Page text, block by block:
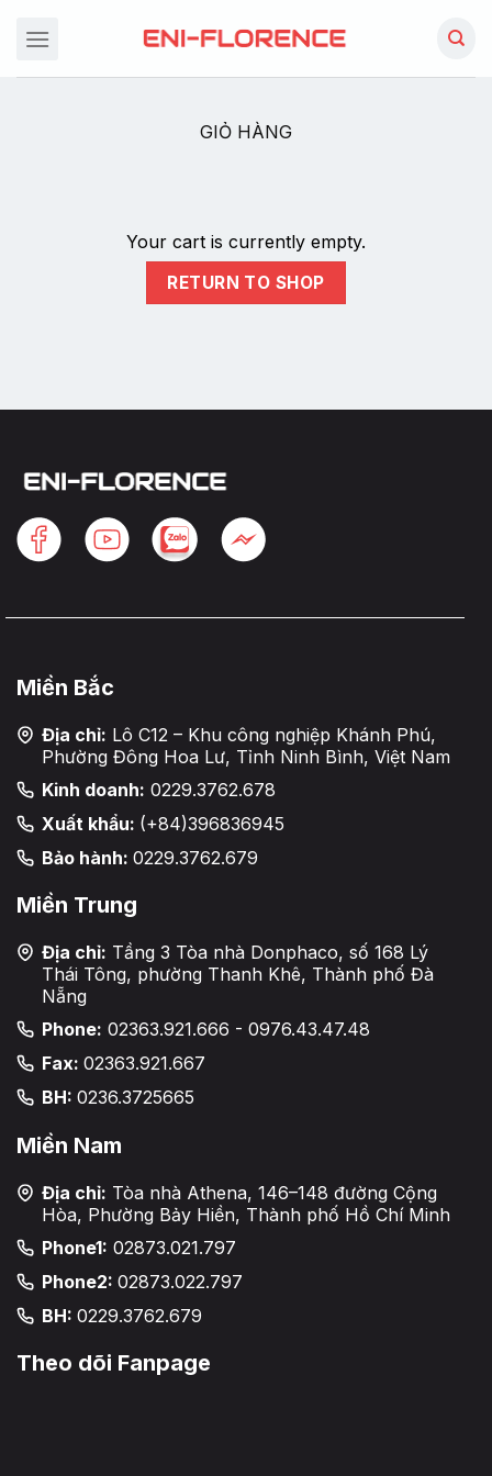
đến
dung
GIỎ HÀNG
Your cart is currently empty.
RETURN TO SHOP
Miền Bắc
Địa chỉ: Lô C12 – Khu công nghiệp Khánh Phú,
Phường Đông Hoa Lư, Tỉnh Ninh Bình, Việt Nam
Kinh doanh: 0229.3762.678
Xuất khẩu: (+84)396836945
Bảo hành: 0229.3762.679
Miền Trung
Địa chỉ: Tầng 3 Tòa nhà Donphaco, số 168 Lý
Thái Tông, phường Thanh Khê, Thành phố Đà
Nẵng
Phone: 02363.921.666 - 0976.43.47.48
Fax: 02363.921.667
BH: 0236.3725665
Miền Nam
Địa chỉ: Tòa nhà Athena, 146–148 đường Cộng
Hòa, Phường Bảy Hiền, Thành phố Hồ Chí Minh
Phone1: 02873.021.797
Phone2: 02873.022.797
BH: 0229.3762.679
Theo dõi Fanpage